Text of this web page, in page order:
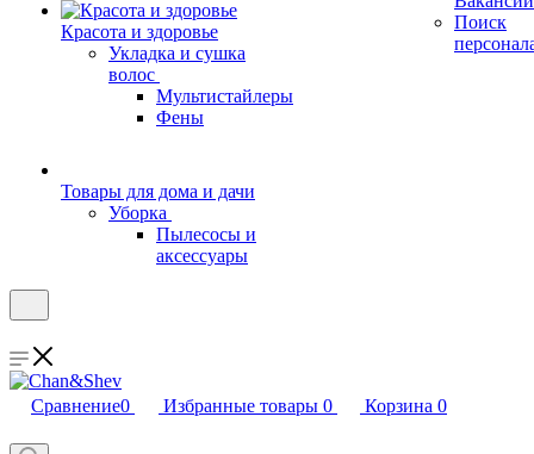
Красота и здоровье
Укладка и сушка
волос
Мультистайлеры
Фены
Товары для дома и дачи
Уборка
Пылесосы и
аксессуары
Поиск
Сравнение0 Избранные товары 0 Корзина 0